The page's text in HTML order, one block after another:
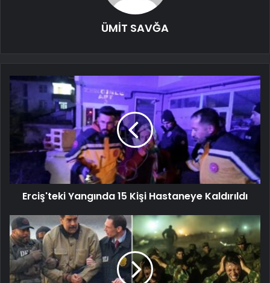
ÜMİT SAVĞA
Erciş'teki Yangında 15 Kişi Hastaneye Kaldırıldı